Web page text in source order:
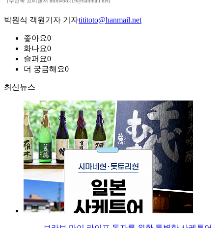
박원식 객원기자 기자tititoto@hanmail.net
좋아요0
화나요0
슬퍼요0
더 궁금해요0
최신뉴스